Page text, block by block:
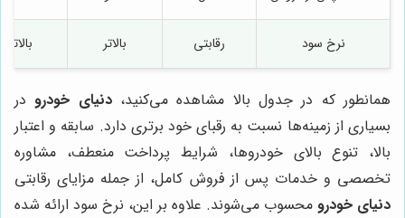
نرخ سود رقابتی بالاتر بالاتر
همانطور که در جدول بالا مشاهده می‌کنید،دنیای خودرودر
بسیاری از زمینه‌ها نسبت به رقبای خود برتری دارد. سابقه و اعتبار
بالا، تنوع بالای خودروها، شرایط پرداخت منعطف، مشاوره
تخصصی و خدمات پس از فروش کامل، از جمله مزایای رقابتی
دنیای خودرو محسوب می‌شوند. علاوه بر این، نرخ سود ارائه شده